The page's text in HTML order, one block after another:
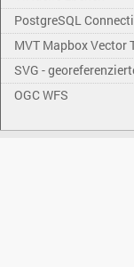
PostgreSQL
MVT Mapbox Vector
SVG -
OGC WFS